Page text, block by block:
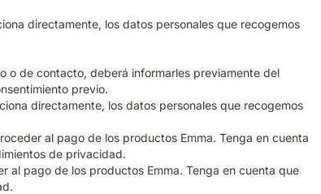
directamente, los datos personales que recogemos
o de contacto, deberá informarles previamente del
previo.
directamente, los datos personales que recogemos
al pago de los productos Emma. Tenga en cuenta
de privacidad.
al pago de los productos Emma. Tenga en cuenta que